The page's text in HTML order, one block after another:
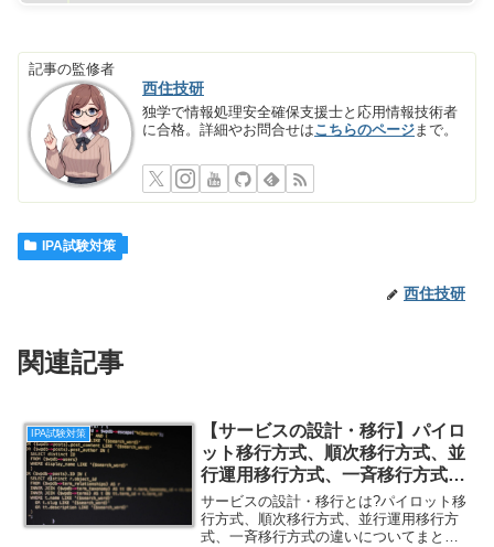
記事の監修者
西住技研
独学で情報処理安全確保支援士と応用情報技術者
に合格。詳細やお問合せはこちらのページまで。
IPA試験対策
西住技研
関連記事
IPA試験対策
【サービスの設計・移行】パイロ
ット移行方式、順次移行方式、並
行運用移行方式、一斉移行方式の
違い
サービスの設計・移行とは?パイロット移
行方式、順次移行方式、並行運用移行方
式、一斉移行方式の違いについてまとめ